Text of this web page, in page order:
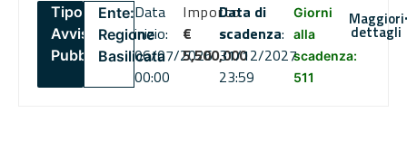
Tipo:
Avviso
Pubblico
Ente:
Regione
Basilicata
Data
inizio:
06/07/2026
00:00
Importo
€
5,500,000
Data di
scadenza:
31/12/2027
23:59
Giorni
alla
scadenza:
511
Maggiori
dettagli